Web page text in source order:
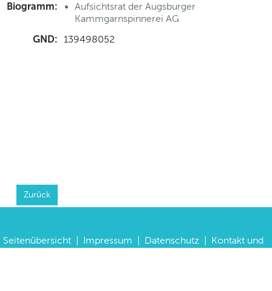
Biogramm:
Aufsichtsrat der Augsburger
Kammgarnspinnerei AG
GND: 139498052
Zurück
Seitenübersicht Impressum Datenschutz
Kontakt und